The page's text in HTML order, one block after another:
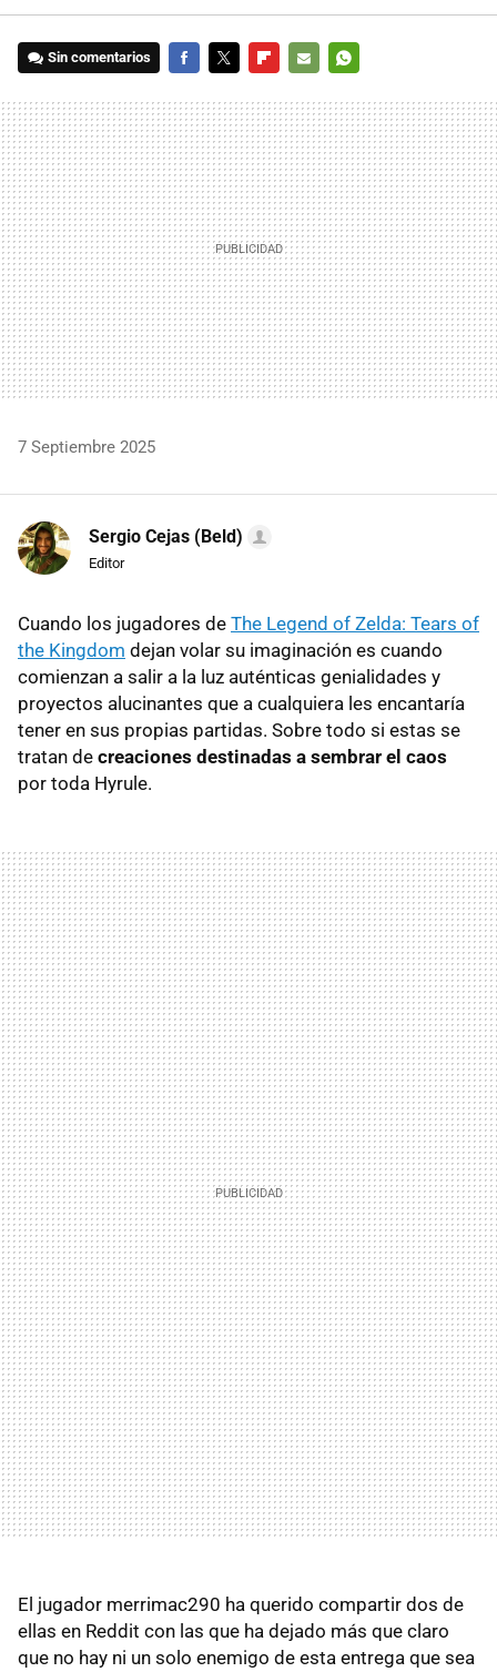
Sin comentarios
MAIL
7 Septiembre 2025
Sergio Cejas (Beld)
Editor
Cuando los jugadores de The Legend of Zelda: Tears of
the Kingdom dejan volar su imaginación es cuando
comienzan a salir a la luz auténticas genialidades y
proyectos alucinantes que a cualquiera les encantaría
tener en sus propias partidas. Sobre todo si estas se
tratan de creaciones destinadas a sembrar el caos
por toda Hyrule.
El jugador merrimac290 ha querido compartir dos de
ellas en Reddit con las que ha dejado más que claro
que no hay ni un solo enemigo de esta entrega que sea